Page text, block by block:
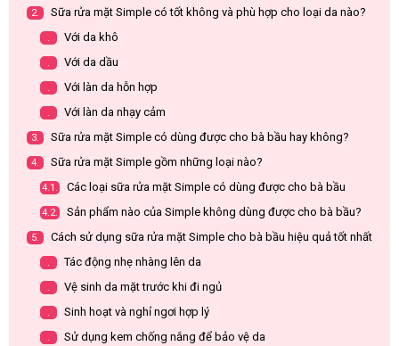
2. Sữa rửa mặt Simple có tốt không và phù hợp cho loại da nào?
. Với da khô
. Với da dầu
. Với làn da hỗn hợp
. Với làn da nhạy cảm
3. Sữa rửa mặt Simple có dùng được cho bà bầu hay không?
4. Sữa rửa mặt Simple gồm những loại nào?
4.1. Các loại sữa rửa mặt Simple có dùng được cho bà bầu
4.2. Sản phẩm nào của Simple không dùng được cho bà bầu?
5. Cách sử dụng sữa rửa mặt Simple cho bà bầu hiệu quả tốt nhất
. Tác động nhẹ nhàng lên da
. Vệ sinh da mặt trước khi đi ngủ
. Sinh hoạt và nghỉ ngơi hợp lý
. Sử dụng kem chống nắng để bảo vệ da